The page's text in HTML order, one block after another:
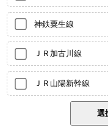
神鉄粟生線
ＪＲ加古川線
ＪＲ山陽新幹線